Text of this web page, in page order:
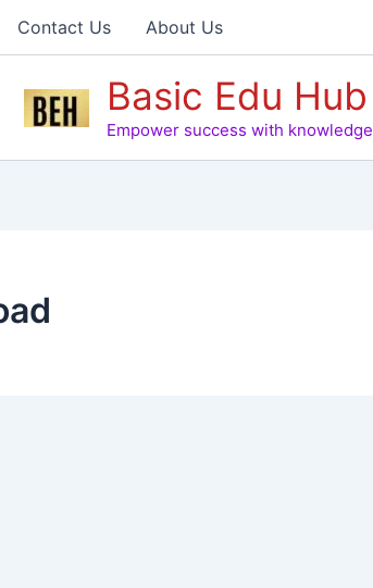
Contact Us About Us
Basic Edu Hub
Empower success with knowledge